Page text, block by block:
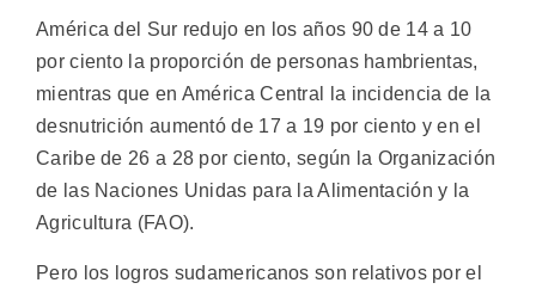
América del Sur redujo en los años 90 de 14 a 10
por ciento la proporción de personas hambrientas,
mientras que en América Central la incidencia de la
desnutrición aumentó de 17 a 19 por ciento y en el
Caribe de 26 a 28 por ciento, según la Organización
de las Naciones Unidas para la Alimentación y la
Agricultura (FAO).
Pero los logros sudamericanos son relativos por el